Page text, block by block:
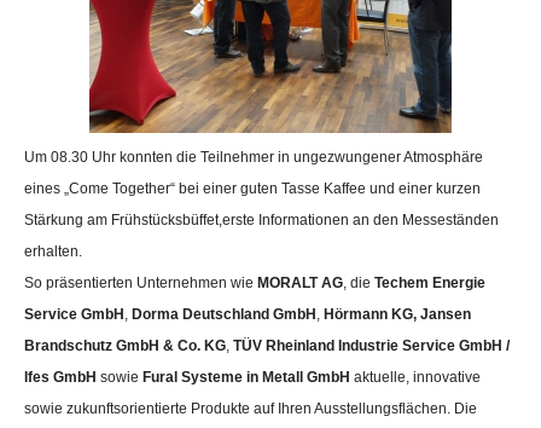
Um 08.30 Uhr konnten die Teilnehmer in ungezwungener Atmosphäre
eines „Come Together“ bei einer guten Tasse Kaffee und einer kurzen
Stärkung am Frühstücksbüffet,erste Informationen an den Messeständen
erhalten.
So präsentierten Unternehmen wie MORALT AG , die Techem Energie
Service GmbH Dorma Deutschland GmbH Hörmann KG, Jansen
Brandschutz GmbH & Co. KG TÜV Rheinland Industrie Service GmbH /
Ifes GmbH sowie Fural Systeme in Metall GmbH aktuelle, innovative
sowie zukunftsorientierte Produkte auf Ihren Ausstellungsflächen. Die